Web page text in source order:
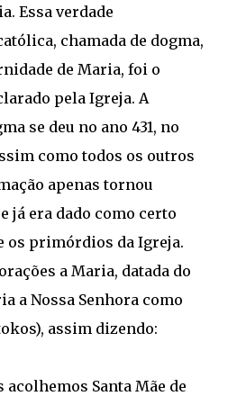
Essa verdade
chamada de dogma,
de Maria, foi o
pela Igreja. A
se deu no ano 431, no
como todos os outros
apenas tornou
já era dado como certo
os primórdios da Igreja.
a Maria, datada do
a Nossa Senhora como
assim dizendo:
acolhemos Santa Mãe de